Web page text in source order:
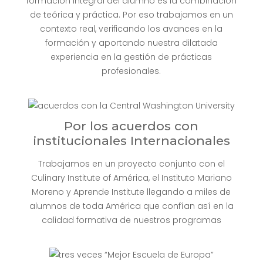
de teórica y práctica. Por eso trabajamos en un
contexto real, verificando los avances en la
formación y aportando nuestra dilatada
experiencia en la gestión de prácticas
profesionales.
Por los acuerdos con
institucionales Internacionales
Trabajamos en un proyecto conjunto con el
Culinary Institute of América, el Instituto Mariano
Moreno y Aprende Institute llegando a miles de
alumnos de toda América que confían así en la
calidad formativa de nuestros programas